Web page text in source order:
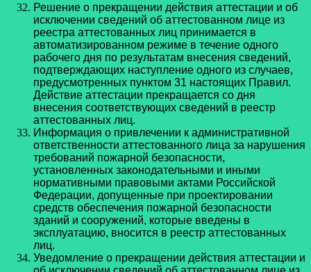
Решение о прекращении действия аттестации и об
исключении сведений об аттестованном лице из
реестра аттестованных лиц принимается в
автоматизированном режиме в течение одного
рабочего дня по результатам внесения сведений,
подтверждающих наступление одного из случаев,
предусмотренных пунктом 31 настоящих Правил.
Действие аттестации прекращается со дня
внесения соответствующих сведений в реестр
аттестованных лиц.
Информация о привлечении к административной
ответственности аттестованного лица за нарушения
требований пожарной безопасности,
установленных законодательными и иными
нормативными правовыми актами Российской
Федерации, допущенные при проектировании
средств обеспечения пожарной безопасности
зданий и сооружений, которые введены в
эксплуатацию, вносится в реестр аттестованных
лиц.
Уведомление о прекращении действия аттестации и